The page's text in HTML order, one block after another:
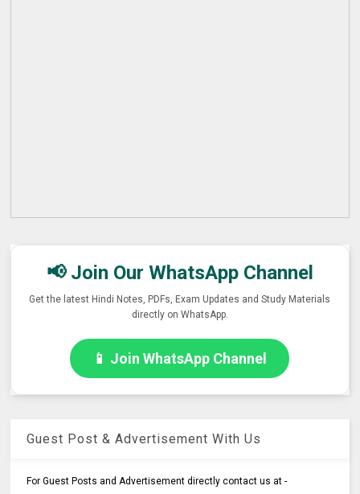
📢 Join Our WhatsApp Channel
Get the latest Hindi Notes, PDFs, Exam Updates and Study Materials
directly on WhatsApp.
📱 Join WhatsApp Channel
Guest Post & Advertisement With Us
For Guest Posts and Advertisement directly contact us at -